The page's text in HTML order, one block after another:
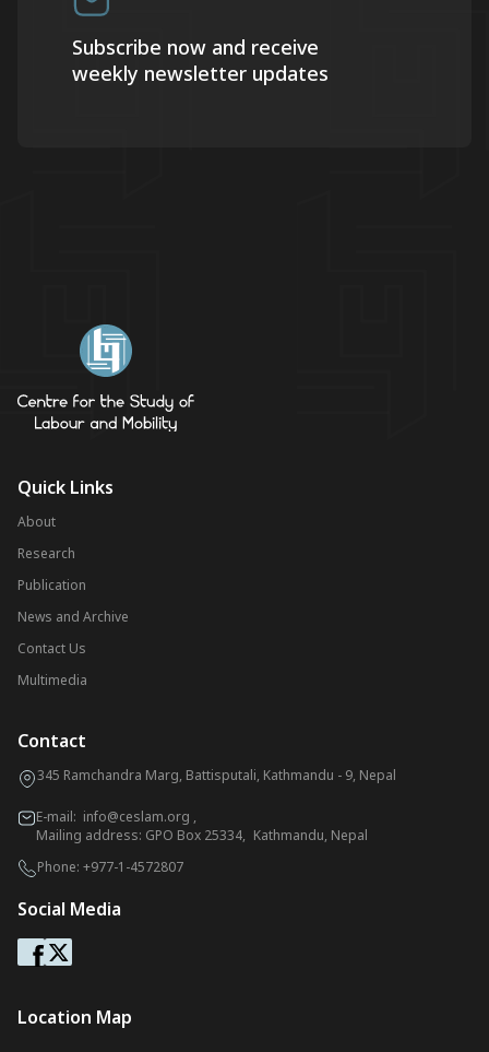
Subscribe now and receive
weekly newsletter updates
Quick Links
About
Research
Publication
News and Archive
Contact Us
Multimedia
Contact
345 Ramchandra Marg, Battisputali, Kathmandu - 9, Nepal
E-mail: info@ceslam.org ,
Mailing address: GPO Box 25334, Kathmandu, Nepal
Phone: +977-1-4572807
Social Media
Location Map